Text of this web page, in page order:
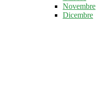
Novembre
Dicembre